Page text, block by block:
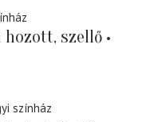
hozott, szellő
színház